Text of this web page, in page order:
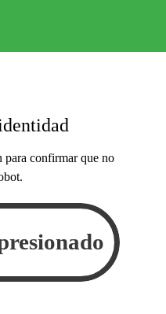
para confirmar que no